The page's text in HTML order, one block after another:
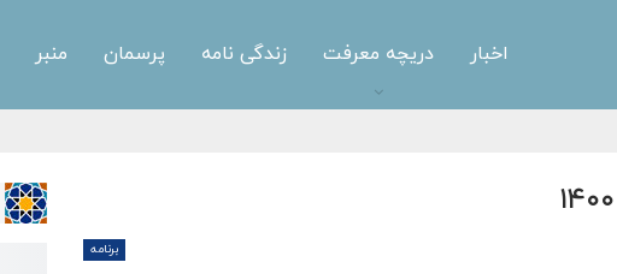
اخبار دریچه معرفت زندگی نامه پرسمان منبر
برنامه